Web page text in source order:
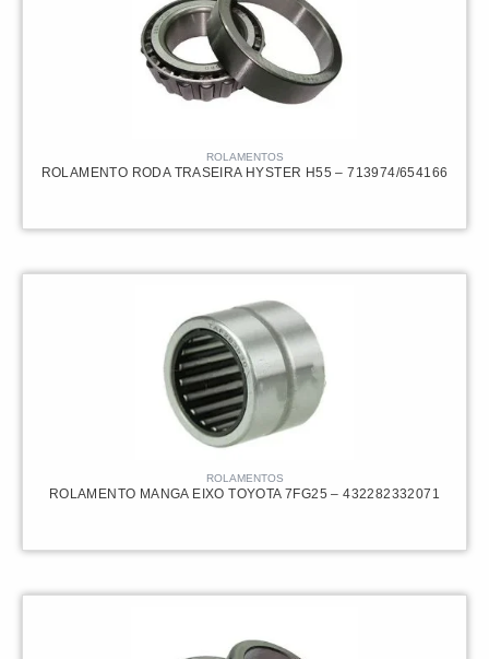
ROLAMENTOS
ROLAMENTO RODA TRASEIRA HYSTER H55 – 713974/654166
ROLAMENTOS
ROLAMENTO MANGA EIXO TOYOTA 7FG25 – 432282332071